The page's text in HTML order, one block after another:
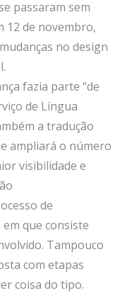
passaram sem
12 de novembro,
no design
fazia parte “de
de Língua
a tradução
ampliará o número
visibilidade e
de
em que consiste
Tampouco
com etapas
coisa do tipo.